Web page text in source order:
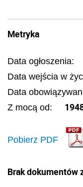
Metryka
Data ogłoszenia:
Data wejścia w
Data
Z mocą od:
Pobierz PDF
Brak dokumentów